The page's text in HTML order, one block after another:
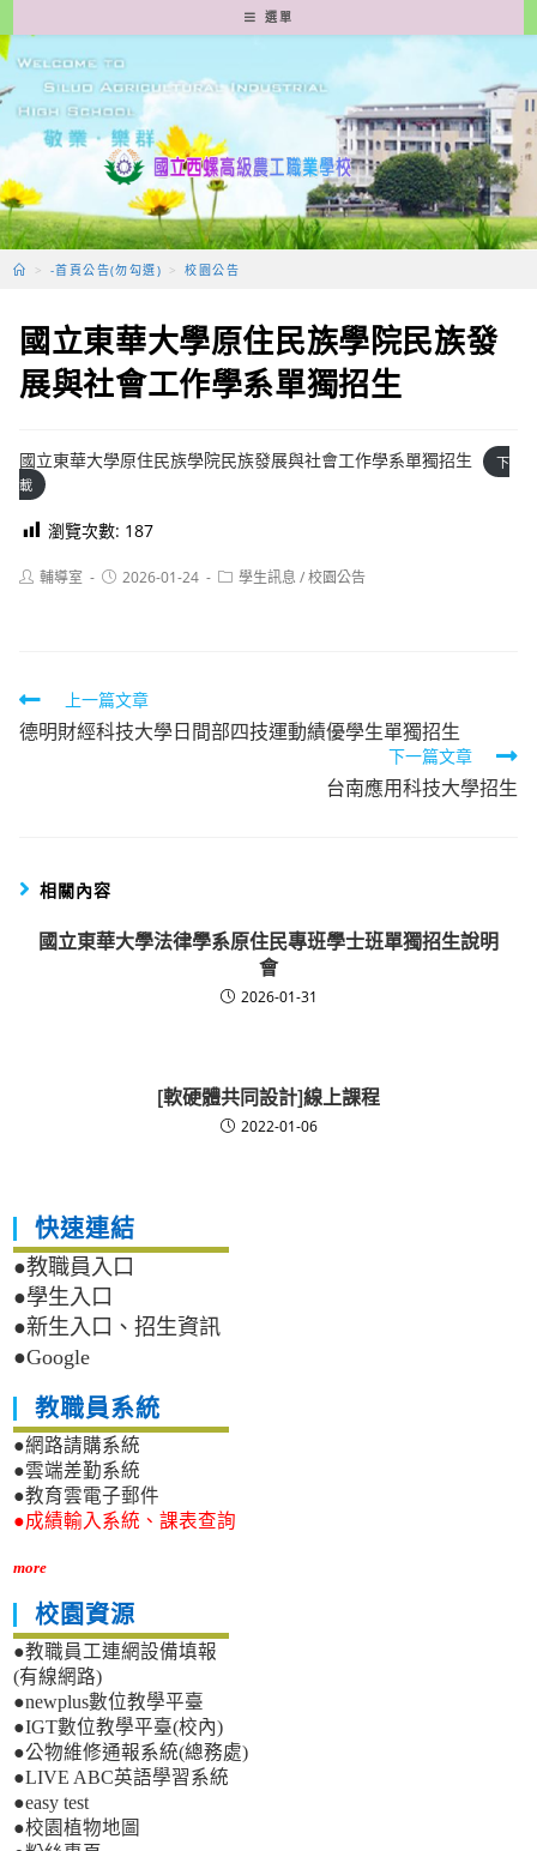
轉
至
要
容
選單
> -首頁公告(勿勾選) > 校園公告
國立東華大學原住民族學院民族發
展與社會工作學系單獨招生
國立東華大學原住民族學院民族發展與社會工作學系單獨招生
下
載
瀏覽次數: 187
Post輔導室
Post2026-01-24
Post學生訊息 /校園公告
Read
more
上一篇文章
德明財經科技大學日間部四技運動績優學生單獨招生
下一篇文章
台南應用科技大學招生
相關內容
國立東華大學法律學系原住民專班學士班單獨招生說明
會
2026-01-31
[軟硬體共同設計]線上課程
2022-01-06
快速連結
●教職員入口
●學生入口
●新生入口、招生資訊
●Google
教職員系統
●網路請購系統
●雲端差勤系統
●教育雲電子郵件
●成績輸入系統、課表查詢
more
校園資源
●教職員工連網設備填報
(有線網路)
●newplus數位教學平臺
●IGT數位教學平臺(校內)
●公物維修通報系統(總務處)
●LIVE ABC英語學習系統
●easy test
●校園植物地圖